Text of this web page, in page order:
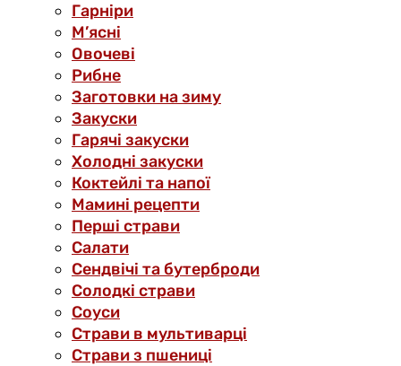
Гарніри
М’ясні
Овочеві
Рибне
Заготовки на зиму
Закуски
Гарячі закуски
Холодні закуски
Коктейлі та напої
Мамині рецепти
Перші страви
Салати
Сендвічі та бутерброди
Солодкі страви
Соуси
Страви в мультиварці
Страви з пшениці